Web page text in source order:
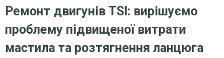
Ремонт двигунів TSI: вирішуємо
проблему підвищеної витрати
мастила та розтягнення ланцюга